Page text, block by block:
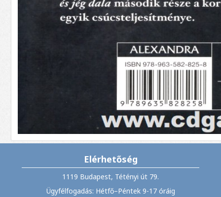
Elérhetőség
1119 Budapest, Tétényi út 79.
Ügyfélfogadás: Hétfő–Péntek 9-17 óráig